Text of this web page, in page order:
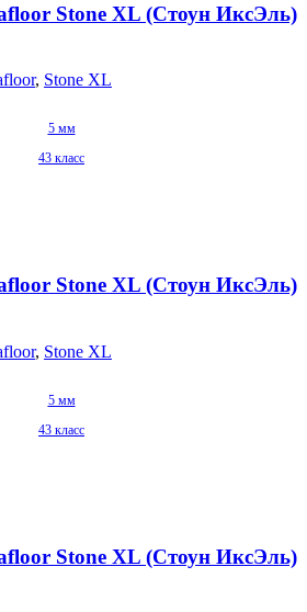
Stone XL (Стоун ИксЭль)
, Stone XL
5 мм
43 класс
Stone XL (Стоун ИксЭль)
, Stone XL
5 мм
43 класс
Stone XL (Стоун ИксЭль)